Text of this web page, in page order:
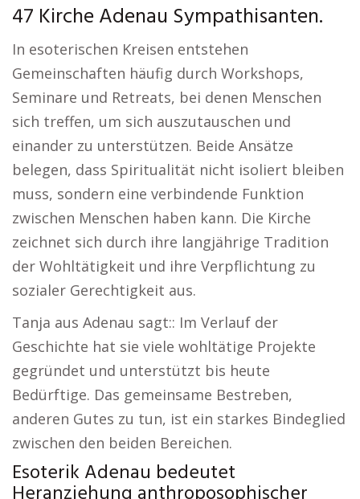
47 Kirche Adenau Sympathisanten.
In esoterischen Kreisen entstehen
Gemeinschaften häufig durch Workshops,
Seminare und Retreats, bei denen Menschen
sich treffen, um sich auszutauschen und
einander zu unterstützen. Beide Ansätze
belegen, dass Spiritualität nicht isoliert bleiben
muss, sondern eine verbindende Funktion
zwischen Menschen haben kann. Die Kirche
zeichnet sich durch ihre langjährige Tradition
der Wohltätigkeit und ihre Verpflichtung zu
sozialer Gerechtigkeit aus.
Tanja aus Adenau sagt:: Im Verlauf der
Geschichte hat sie viele wohltätige Projekte
gegründet und unterstützt bis heute
Bedürftige. Das gemeinsame Bestreben,
anderen Gutes zu tun, ist ein starkes Bindeglied
zwischen den beiden Bereichen.
Esoterik Adenau bedeutet